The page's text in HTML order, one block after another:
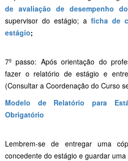
de avaliação de desempenho
supervisor do estágio; a ficha de
estágio;
7º passo: Após orientação do
fazer o relatório de estágio e
(Consultar a Coordenação do Curso
Modelo de Relatório para
Obrigatório
Lembrem-se de entregar uma
concedente do estágio e guardar